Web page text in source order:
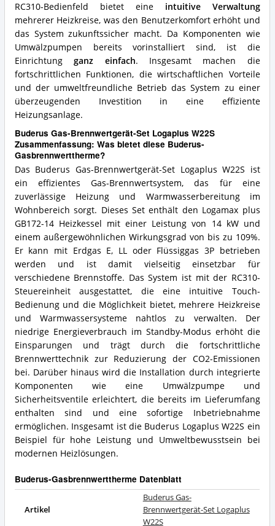
RC310-Bedienfeld bietet eine intuitive Verwaltung
mehrerer Heizkreise, was den Benutzerkomfort erhöht und
das System zukunftssicher macht. Da Komponenten wie
Umwälzpumpen bereits vorinstalliert sind, ist die
Einrichtungganz einfach. Insgesamt machen die
fortschrittlichen Funktionen, die wirtschaftlichen Vorteile
und der umweltfreundliche Betrieb das System zu einer
überzeugenden Investition in eine effiziente
Heizungsanlage.
Buderus Gas-Brennwertgerät-Set Logaplus W22S
Zusammenfassung: Was bietet diese Buderus-
Gasbrennwerttherme?
Das Buderus Gas-Brennwertgerät-Set Logaplus W22S ist
ein effizientes Gas-Brennwertsystem, das für eine
zuverlässige Heizung und Warmwasserbereitung im
Wohnbereich sorgt. Dieses Set enthält den Logamax plus
GB172-14 Heizkessel mit einer Leistung von 14 kW und
einem außergewöhnlichen Wirkungsgrad von bis zu 109%.
Er kann mit Erdgas E, LL oder Flüssiggas 3P betrieben
werden und ist damit vielseitig einsetzbar für
verschiedene Brennstoffe. Das System ist mit der RC310-
Steuereinheit ausgestattet, die eine intuitive Touch-
Bedienung und die Möglichkeit bietet, mehrere Heizkreise
und Warmwassersysteme nahtlos zu verwalten. Der
niedrige Energieverbrauch im Standby-Modus erhöht die
Einsparungen und trägt durch die fortschrittliche
Brennwerttechnik zur Reduzierung der CO2-Emissionen
bei. Darüber hinaus wird die Installation durch integrierte
Komponenten wie eine Umwälzpumpe und
Sicherheitsventile erleichtert, die bereits im Lieferumfang
enthalten sind und eine sofortige Inbetriebnahme
ermöglichen. Insgesamt ist die Buderus Logaplus W22S ein
Beispiel für hohe Leistung und Umweltbewusstsein bei
modernen Heizlösungen.
Buderus-Gasbrennwerttherme Datenblatt
Artikel
Buderus Gas-
Brennwertgerät-Set Logaplus
W22S